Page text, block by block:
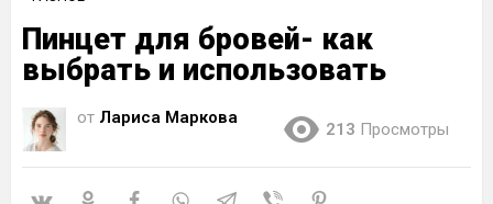
Пинцет для бровей- как
выбрать и использовать
от Лариса Маркова
213 Просмотры